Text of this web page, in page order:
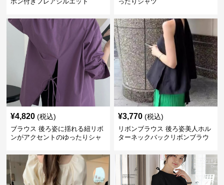
¥4,820 (税込)
ブラウス 後ろ姿に揺れる紐リボ
ンがアクセントのゆったりシャ
¥3,770 (税込)
リボンブラウス 後ろ姿美人ホル
ターネックバックリボンブラウ